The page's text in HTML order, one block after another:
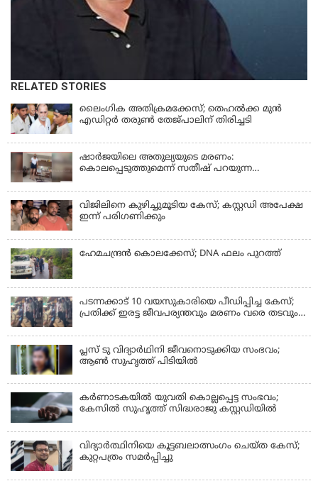
RELATED STORIES
ലൈംഗിക അതിക്രമക്കേസ്; തെഹല്‍ക്ക മുന്‍
എഡിറ്റര്‍ തരുൺ തേജ്പാലിന് തിരിച്ചടി
ഷാർജയിലെ അതുല്യയുടെ മരണം:
കൊലപ്പെടുത്തുമെന്ന് സതീഷ് പറയുന്ന
വിജിലിനെ കുഴിച്ചുമൂടിയ കേസ്; കസ്റ്റഡി അപേക്ഷ
ഇന്ന് പരിഗണിക്കും
ഹേമചന്ദ്രൻ കൊലക്കേസ്; DNA ഫലം പുറത്ത്
പടന്നക്കാട് 10 വയസുകാരിയെ പീഡിപ്പിച്ച കേസ്;
പ്രതിക്ക് ഇരട്ട ജീവപര്യന്തവും മരണം വരെ തടവും
പ്ലസ് ടു വിദ്യാര്‍ഥിനി ജീവനൊടുക്കിയ സംഭവം;
ആണ്‍ സുഹൃത്ത് പിടിയില്‍
കര്‍ണാടകയില്‍ യുവതി കൊല്ലപ്പെട്ട സംഭവം;
കേസില്‍ സുഹൃത്ത് സിദ്ധരാജു കസ്റ്റഡിയില്‍
വിദ്യാർത്ഥിനിയെ കൂട്ടബലാത്സംഗം ചെയ്ത കേസ്;
കുറ്റപത്രം സമര്‍പ്പിച്ചു